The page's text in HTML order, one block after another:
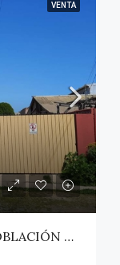
VENTA
PROPIEDAD CON 3 CABAÑAS POBLACIÓN ROSS – PICHILEMU